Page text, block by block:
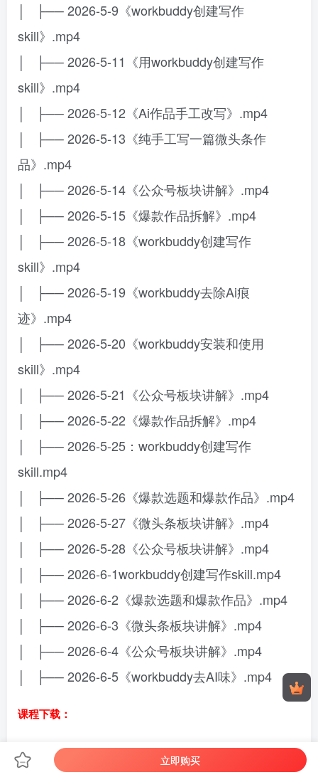
│ ├── 2026-5-9《workbuddy创建写作
skill》.mp4
│ ├── 2026-5-11《用workbuddy创建写作
skill》.mp4
│ ├── 2026-5-12《Ai作品手工改写》.mp4
│ ├── 2026-5-13《纯手工写一篇微头条作
品》.mp4
│ ├── 2026-5-14《公众号板块讲解》.mp4
│ ├── 2026-5-15《爆款作品拆解》.mp4
│ ├── 2026-5-18《workbuddy创建写作
skill》.mp4
│ ├── 2026-5-19《workbuddy去除Ai痕
迹》.mp4
│ ├── 2026-5-20《workbuddy安装和使用
skill》.mp4
│ ├── 2026-5-21《公众号板块讲解》.mp4
│ ├── 2026-5-22《爆款作品拆解》.mp4
│ ├── 2026-5-25：workbuddy创建写作
skill.mp4
│ ├── 2026-5-26《爆款选题和爆款作品》.mp4
│ ├── 2026-5-27《微头条板块讲解》.mp4
│ ├── 2026-5-28《公众号板块讲解》.mp4
│ ├── 2026-6-1workbuddy创建写作skill.mp4
│ ├── 2026-6-2《爆款选题和爆款作品》.mp4
│ ├── 2026-6-3《微头条板块讲解》.mp4
│ ├── 2026-6-4《公众号板块讲解》.mp4
│ ├── 2026-6-5《workbuddy去AI味》.mp4
课程下载：
THE END
立即购买